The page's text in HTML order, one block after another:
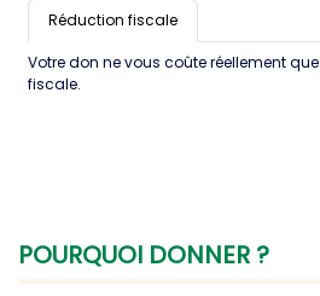
Réduction fiscale
Votre don ne vous coûte réellement que
fiscale.
POURQUOI DONNER ?